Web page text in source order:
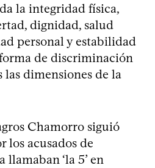
la integridad física,
dignidad, salud
personal y estabilidad
de discriminación
dimensiones de la
Chamorro siguió
los acusados de
‘la 5’ en